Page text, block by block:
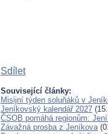
Sdílet
Související články:
Misijní týden soluňáků v
Jeníkovský kalendář 2027
ČSOB pomáhá regionům:
Závažná prosba z Jeníkova